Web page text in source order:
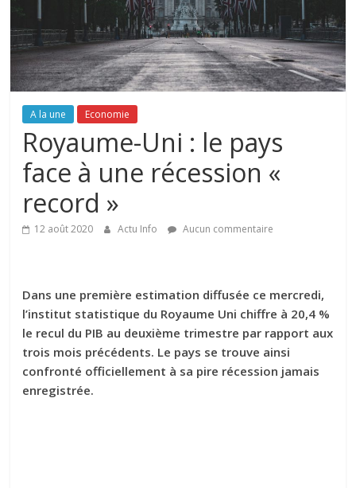
A la une Economie
Royaume-Uni : le pays
face à une récession «
record »
12 août 2020 Actu Info Aucun commentaire
Dans une première estimation diffusée ce mercredi,
l’institut statistique du Royaume Uni chiffre à 20,4 %
le recul du PIB au deuxième trimestre par rapport aux
trois mois précédents. Le pays se trouve ainsi
confronté officiellement à sa pire récession jamais
enregistrée.